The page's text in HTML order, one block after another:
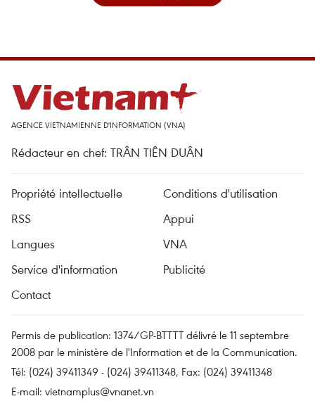
AGENCE VIETNAMIENNE D'INFORMATION (VNA)
Rédacteur en chef: TRÂN TIÊN DUÂN
Propriété intellectuelle
Conditions d'utilisation
RSS
Appui
Langues
VNA
Service d'information
Publicité
Contact
Permis de publication: 1374/GP-BTTTT délivré le 11 septembre
2008 par le ministère de l'Information et de la Communication.
Tél: (024) 39411349 - (024) 39411348, Fax: (024) 39411348
E-mail: vietnamplus@vnanet.vn